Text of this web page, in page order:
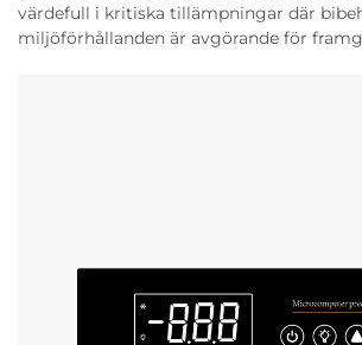
värdefull i kritiska tillämpningar där
miljöförhållanden är avgörande för